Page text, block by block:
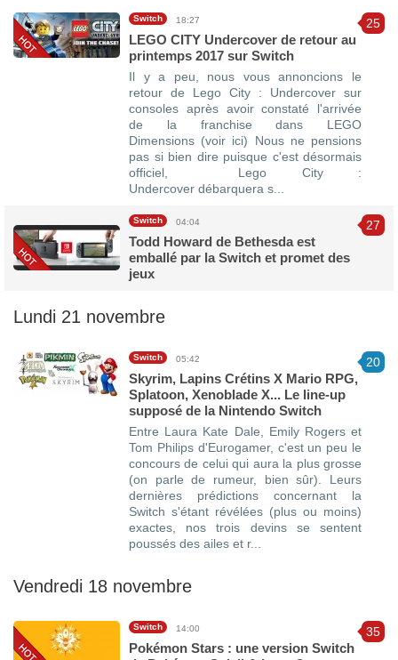
25
Switch 18:27
LEGO CITY Undercover de retour au
printemps 2017 sur Switch
Il y a peu, nous vous annoncions le
retour de Lego City : Undercover sur
consoles après avoir constaté l'arrivée
de la franchise dans LEGO
Dimensions (voir ici) Nous ne pensions
pas si bien dire puisque c'est désormais
officiel, Lego City :
Undercover débarquera s...
27
Switch 04:04
Todd Howard de Bethesda est
emballé par la Switch et promet des
jeux
Lundi 21 novembre
20
Switch 05:42
Skyrim, Lapins Crétins X Mario RPG,
Splatoon, Xenoblade X... Le line-up
supposé de la Nintendo Switch
Entre Laura Kate Dale, Emily Rogers et
Tom Philips d'Eurogamer, c'est un peu le
concours de celui qui aura la plus grosse
(on parle de rumeur, bien sûr). Leurs
dernières prédictions concernant la
Switch s'étant révélées (plus ou moins)
exactes, nos trois devins se sentent
poussés des ailes et r...
Vendredi 18 novembre
35
Switch 14:00
Pokémon Stars : une version Switch